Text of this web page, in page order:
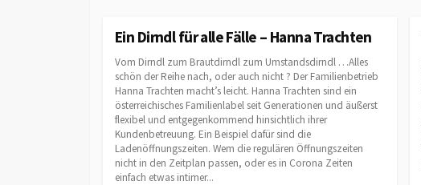
E
O
R
I
E
Ein Dirndl für alle Fälle – Hanna Trachten
Vom Dirndl zum Brautdirndl zum Umstandsdirndl …Alles
schön der Reihe nach, oder auch nicht ? Der Familienbetrieb
Hanna Trachten macht’s leicht. Hanna Trachten sind ein
österreichisches Familienlabel seit Generationen und äußerst
flexibel und entgegenkommend hinsichtlich ihrer
Kundenbetreuung. Ein Beispiel dafür sind die
Ladenöffnungszeiten. Wem die regulären Öffnungszeiten
nicht in den Zeitplan passen, oder es in Corona Zeiten
einfach etwas intimer...